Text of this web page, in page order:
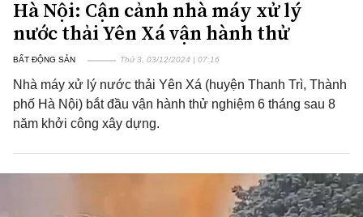
Hà Nội: Cận cảnh nhà máy xử lý
nước thải Yên Xá vận hành thử
BẤT ĐỘNG SẢN Thứ 3, 03/12/2024 | 07:16
Nhà máy xử lý nước thải Yên Xá (huyện Thanh Trì, Thành
phố Hà Nội) bắt đầu vận hành thử nghiệm 6 tháng sau 8
năm khởi công xây dựng.